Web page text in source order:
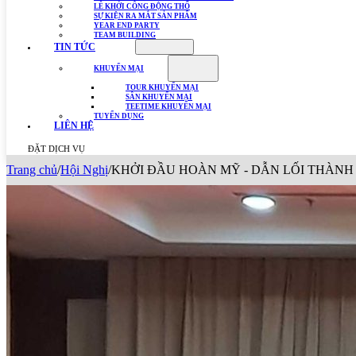
LỄ KHỞI CÔNG ĐỘNG THỔ
SỰ KIỆN RA MẮT SẢN PHẨM
YEAR END PARTY
TEAM BUILDING
TIN TỨC
KHUYẾN MẠI
TOUR KHUYẾN MẠI
SÂN KHUYẾN MẠI
TEETIME KHUYẾN MẠI
TUYỂN DỤNG
LIÊN HỆ
ĐẶT DỊCH VỤ
Trang chủ/Hội Nghị/KHỞI ĐẦU HOÀN MỸ - DẪN LỐI THÀNH